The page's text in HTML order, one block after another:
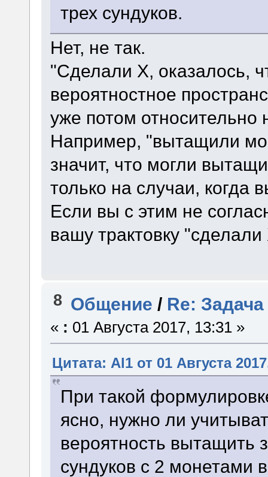
трех сундуков.
Нет, не так.
"Сделали X, оказалось,
вероятностное
уже потом относительно
Например, "вытащили
значит, что могли
только на случаи, когда
Если вы с этим не
вашу трактовку
8 Общение / Re:
« : 01 Августа 2017, 13:31 »
Цитата: Al1 от 01 Августа
При такой
ясно, нужно ли
вероятность вытащить
сундуков с 2 монетами